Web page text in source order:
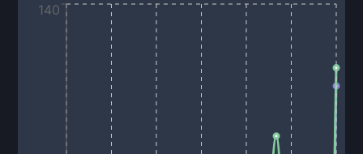
140